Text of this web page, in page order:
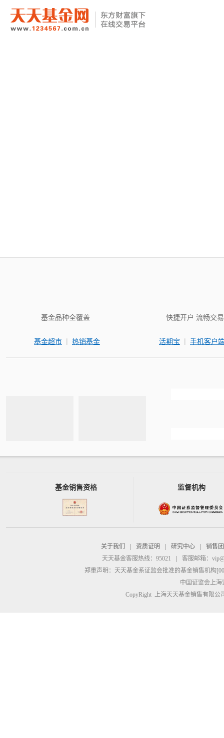
基金品种全覆盖
基金超市 | 热销基金
快捷开户 流畅交易
活期宝 | 手机客户
基金销售资格 监督机构
关于我们 资质证明 研究中心
销售
天天基金客服热线：95021
客服邮箱：
郑重声明： 天天基金系证监会批准的基金销售机构
中国证监会上
CopyRight 上海天天基金销售有限